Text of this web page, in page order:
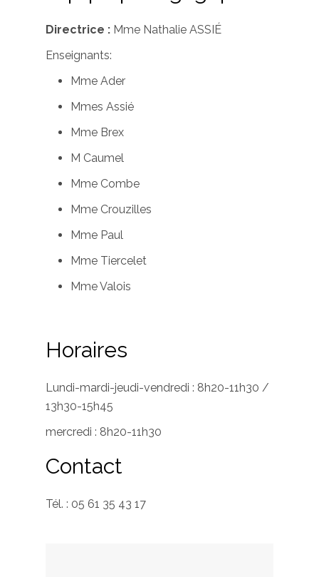
Directrice : Mme Nathalie ASSIÉ
Enseignants:
Mme Ader
Mmes Assié
Mme Brex
M Caumel
Mme Combe
Mme Crouzilles
Mme Paul
Mme Tiercelet
Mme Valois
Horaires
Lundi-mardi-jeudi-vendredi : 8h20-11h30 /
13h30-15h45
mercredi : 8h20-11h30
Contact
Tél. : 05 61 35 43 17